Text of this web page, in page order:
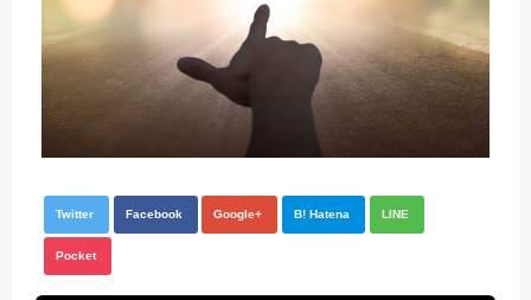
Twitter Facebook Google+ B! Hatena LINE
Pocket